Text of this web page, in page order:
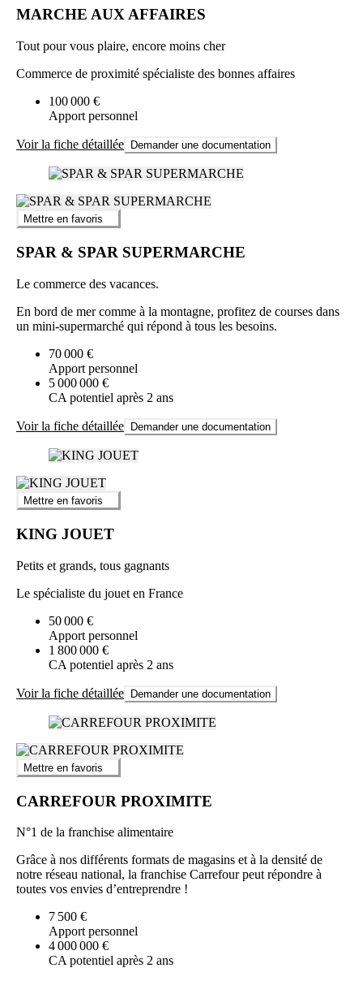
MARCHE AUX AFFAIRES
Tout pour vous plaire, encore moins cher
Commerce de proximité spécialiste des bonnes affaires
100 000 €
Apport personnel
Voir la fiche détaillée Demander une documentation
Mettre en favoris
SPAR & SPAR SUPERMARCHE
Le commerce des vacances.
En bord de mer comme à la montagne, profitez de courses dans
un mini-supermarché qui répond à tous les besoins.
70 000 €
Apport personnel
5 000 000 €
CA potentiel après 2 ans
Voir la fiche détaillée Demander une documentation
Mettre en favoris
KING JOUET
Petits et grands, tous gagnants
Le spécialiste du jouet en France
50 000 €
Apport personnel
1 800 000 €
CA potentiel après 2 ans
Voir la fiche détaillée Demander une documentation
Mettre en favoris
CARREFOUR PROXIMITE
N°1 de la franchise alimentaire
Grâce à nos différents formats de magasins et à la densité de
notre réseau national, la franchise Carrefour peut répondre à
toutes vos envies d’entreprendre !
7 500 €
Apport personnel
4 000 000 €
CA potentiel après 2 ans